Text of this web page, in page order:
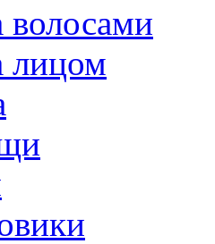
волосами
лицом